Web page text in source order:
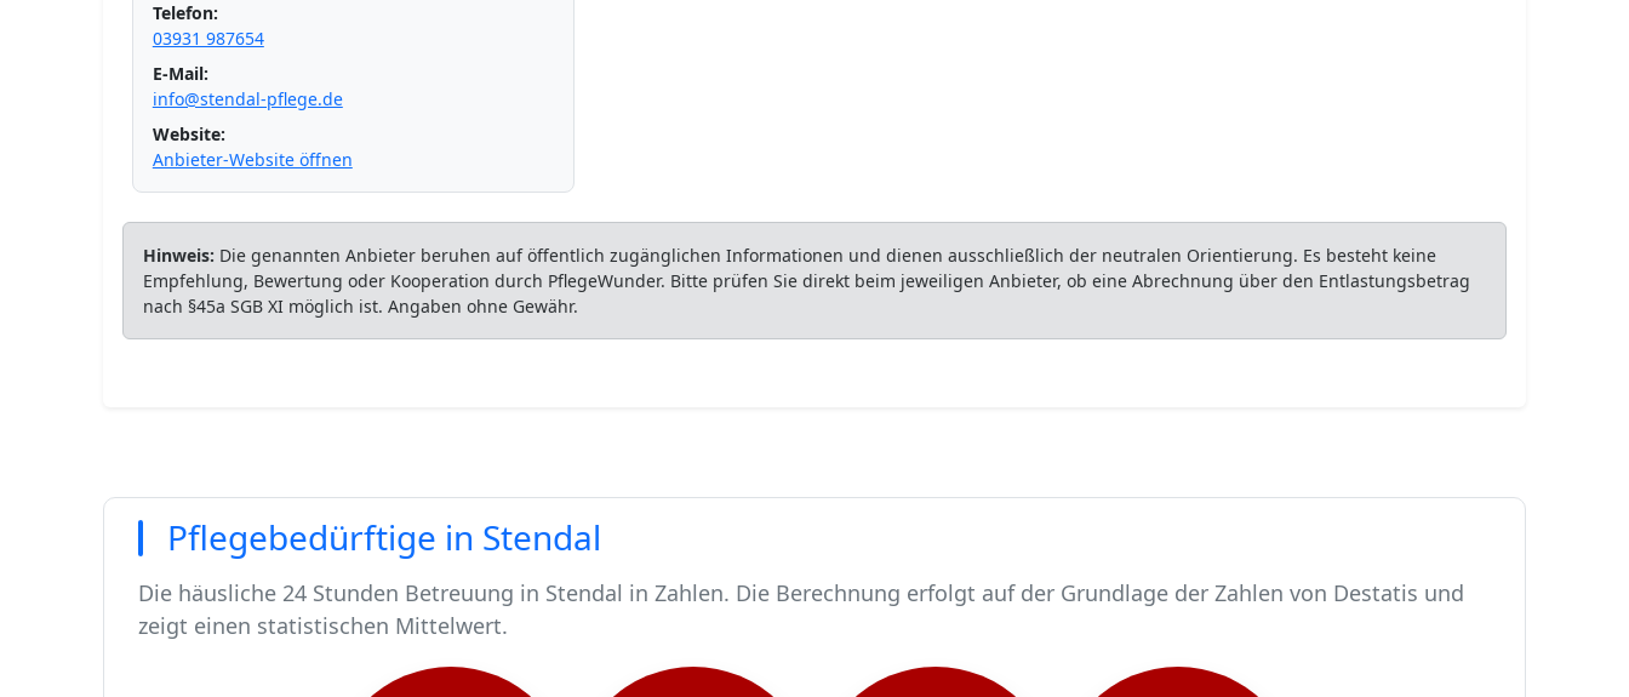
Telefon:
03931 987654
E-Mail:
info@stendal-pflege.de
Website:
Anbieter-Website öffnen
Hinweis: Die genannten Anbieter beruhen auf öffentlich zugänglichen Informationen und dienen ausschließlich der neutralen Orientierung. Es besteht keine
Empfehlung, Bewertung oder Kooperation durch PflegeWunder. Bitte prüfen Sie direkt beim jeweiligen Anbieter, ob eine Abrechnung über den Entlastungsbetrag
nach §45a SGB XI möglich ist. Angaben ohne Gewähr.
Pflegebedürftige in Stendal
Die häusliche 24 Stunden Betreuung in Stendal in Zahlen. Die Berechnung erfolgt auf der Grundlage der Zahlen von Destatis und
zeigt einen statistischen Mittelwert.
In Stendal leben rund 37850 Menschen.
Von diesen 37850 Einwohnern sind rund 2309 pflegebedürftig.
Ca. 369 dieser pflegebedürftigen Menschen werden stationär gepflegt*.
Der Großteil der Pflegebedürftigen in Stendal, rund 1939 werden häuslich gepflegt.